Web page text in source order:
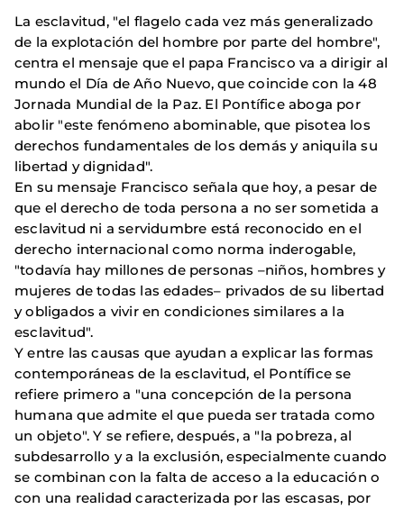
La esclavitud, "el flagelo cada vez más generalizado
de la explotación del hombre por parte del hombre",
centra el mensaje que el papa Francisco va a dirigir al
mundo el Día de Año Nuevo, que coincide con la 48
Jornada Mundial de la Paz. El Pontífice aboga por
abolir "este fenómeno abominable, que pisotea los
derechos fundamentales de los demás y aniquila su
libertad y dignidad".
En su mensaje Francisco señala que hoy, a pesar de
que el derecho de toda persona a no ser sometida a
esclavitud ni a servidumbre está reconocido en el
derecho internacional como norma inderogable,
"todavía hay millones de personas –niños, hombres y
mujeres de todas las edades– privados de su libertad
y obligados a vivir en condiciones similares a la
esclavitud".
Y entre las causas que ayudan a explicar las formas
contemporáneas de la esclavitud, el Pontífice se
refiere primero a "una concepción de la persona
humana que admite el que pueda ser tratada como
un objeto". Y se refiere, después, a "la pobreza, al
subdesarrollo y a la exclusión, especialmente cuando
se combinan con la falta de acceso a la educación o
con una realidad caracterizada por las escasas, por